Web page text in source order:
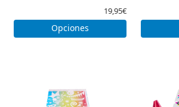
19,95€
Opciones